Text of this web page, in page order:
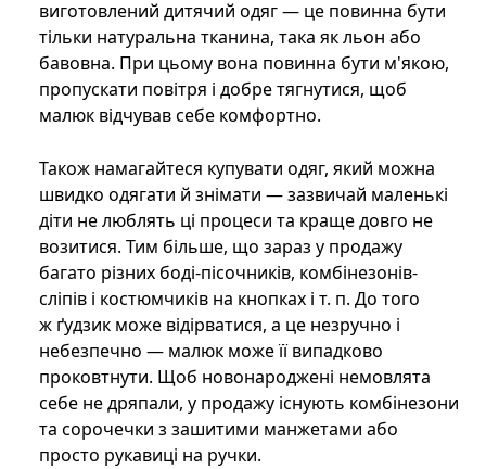
виготовлений дитячий одяг — це повинна бути
тільки натуральна тканина, така як льон або
бавовна. При цьому вона повинна бути м'якою,
пропускати повітря і добре тягнутися, щоб
малюк відчував себе комфортно.
Також намагайтеся купувати одяг, який можна
швидко одягати й знімати — зазвичай маленькі
діти не люблять ці процеси та краще довго не
возитися. Тим більше, що зараз у продажу
багато різних боді-пісочників, комбінезонів-
сліпів і костюмчиків на кнопках і т. п. До того
ж ґудзик може відірватися, а це незручно і
небезпечно — малюк може її випадково
проковтнути. Щоб новонароджені немовлята
себе не дряпали, у продажу існують комбінезони
та сорочечки з зашитими манжетами або
просто рукавиці на ручки.